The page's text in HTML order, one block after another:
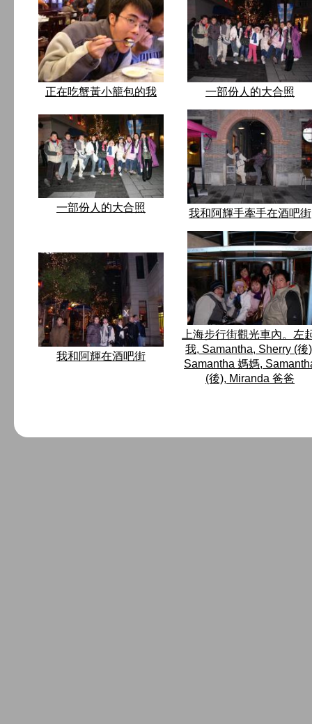
正在吃蟹黃小籠包的我 一部份人的大合照
一部份人的大合照 我和阿輝手牽手在酒吧街
我和阿輝在酒吧街
上海步行街觀光車內。左
我, Samantha, Sherry (後
Samantha 媽媽,
(後), Miranda 爸爸